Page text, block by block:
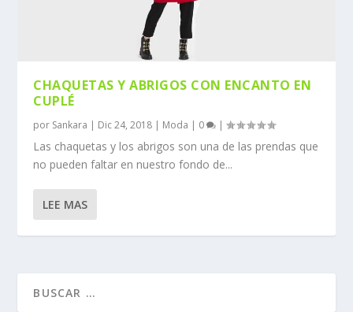
CHAQUETAS Y ABRIGOS CON ENCANTO EN
CUPLÉ
por Sankara | Dic 24, 2018 | Moda | 0 |
Las chaquetas y los abrigos son una de las prendas que
no pueden faltar en nuestro fondo de...
LEE MAS